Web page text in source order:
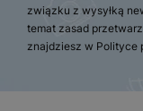
związku z wysyłką
temat zasad
znajdziesz w Polityce